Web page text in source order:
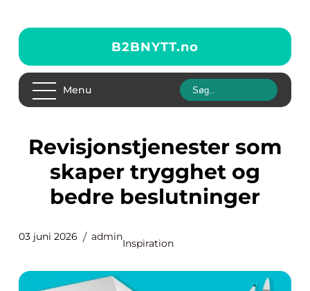
B2BNYTT.no
Menu
Revisjonstjenester som
skaper trygghet og
bedre beslutninger
03 juni 2026 admin
Inspiration